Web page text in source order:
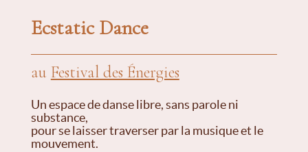
Ecstatic Dance
au Festival des Énergies
Un espace de danse libre, sans parole ni
substance,
pour se laisser traverser par la musique et le
mouvement.